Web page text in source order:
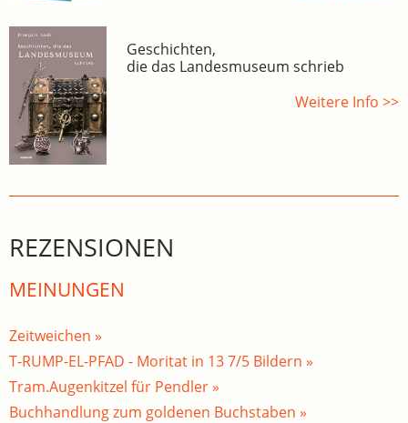
Geschichten,
die das Landesmuseum schrieb
Weitere Info >>
REZENSIONEN
MEINUNGEN
Zeitweichen »
T-RUMP-EL-PFAD - Moritat in 13 7/5 Bildern »
Tram.Augenkitzel für Pendler »
Buchhandlung zum goldenen Buchstaben »